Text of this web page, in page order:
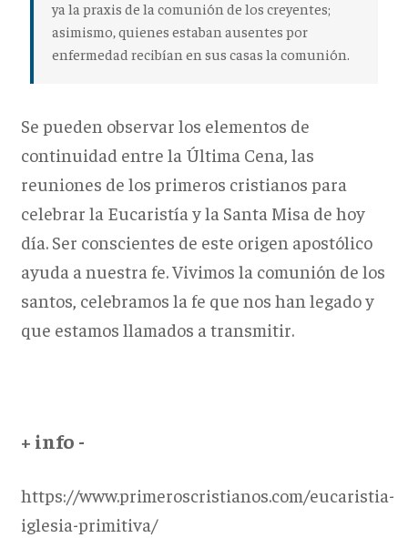
ya la praxis de la comunión de los creyentes;
asimismo, quienes estaban ausentes por
enfermedad recibían en sus casas la comunión.
Se pueden observar los elementos de
continuidad entre la Última Cena, las
reuniones de los primeros cristianos para
celebrar la Eucaristía y la Santa Misa de hoy
día. Ser conscientes de este origen apostólico
ayuda a nuestra fe. Vivimos la comunión de los
santos, celebramos la fe que nos han legado y
que estamos llamados a transmitir.
+ info -
https://www.primeroscristianos.com/eucaristia-
iglesia-primitiva/